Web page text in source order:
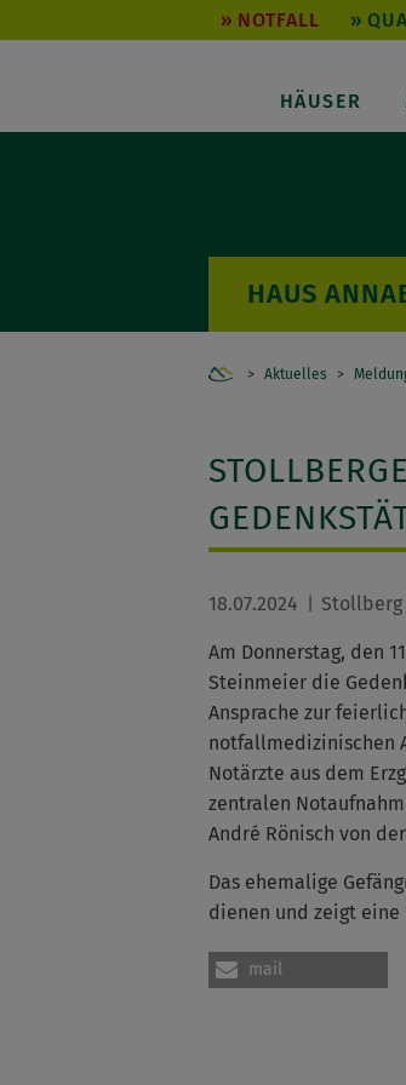
NOTFALL
HÄUSER
Home
Aktuelles
18.07.2024 Stollberg
Am Donnerstag, den
Steinmeier die
Ansprache zur
notfallmedizinischen
Notärzte aus dem
zentralen
André Rönisch von
Das ehemalige
dienen und zeigt eine
mail